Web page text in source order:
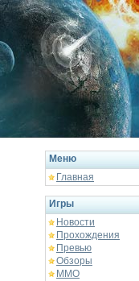
Меню
Главная
Игры
Новости
Прохождения
Превью
Обзоры
ММО